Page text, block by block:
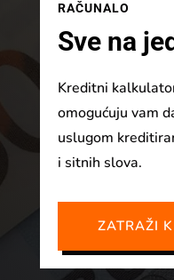
RAČUNALO
Sve na
Kreditni
omogućuju vam
uslugom
i sitnih slova.
ZATRAŽI